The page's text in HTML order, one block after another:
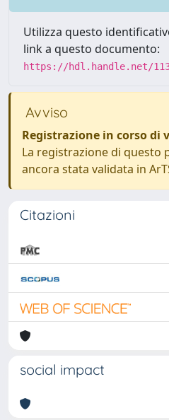
Utilizza questo
link a questo documento:
https://hdl.handle.net/
Avviso
Registrazione in corso di
La registrazione di questo
ancora stata validata in
Citazioni
social impact